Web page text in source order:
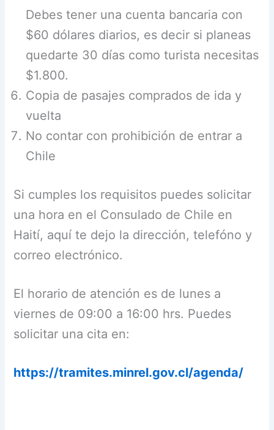
Debes tener una cuenta bancaria con
$60 dólares diarios, es decir si planeas
quedarte 30 días como turista necesitas
$1.800.
Copia de pasajes comprados de ida y
vuelta
No contar con prohibición de entrar a
Chile
Si cumples los requisitos puedes solicitar
una hora en el Consulado de Chile en
Haití, aquí te dejo la dirección, telefóno y
correo electrónico.
El horario de atención es de lunes a
viernes de 09:00 a 16:00 hrs. Puedes
solicitar una cita en:
https://tramites.minrel.gov.cl/agenda/